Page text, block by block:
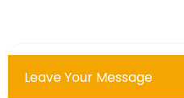
Leave Your Message